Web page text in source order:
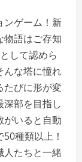
ンゲーム！新
物語はご存知
して認めら
んな塔に憧れ
たびに形が変
部を目指し
がいると自動
種類以上！
人たちと一緒